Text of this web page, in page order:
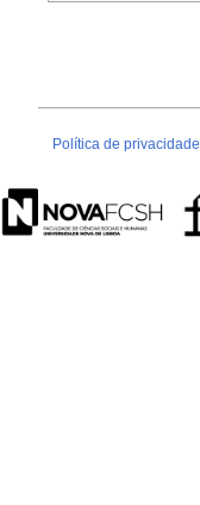
Política de privacidade